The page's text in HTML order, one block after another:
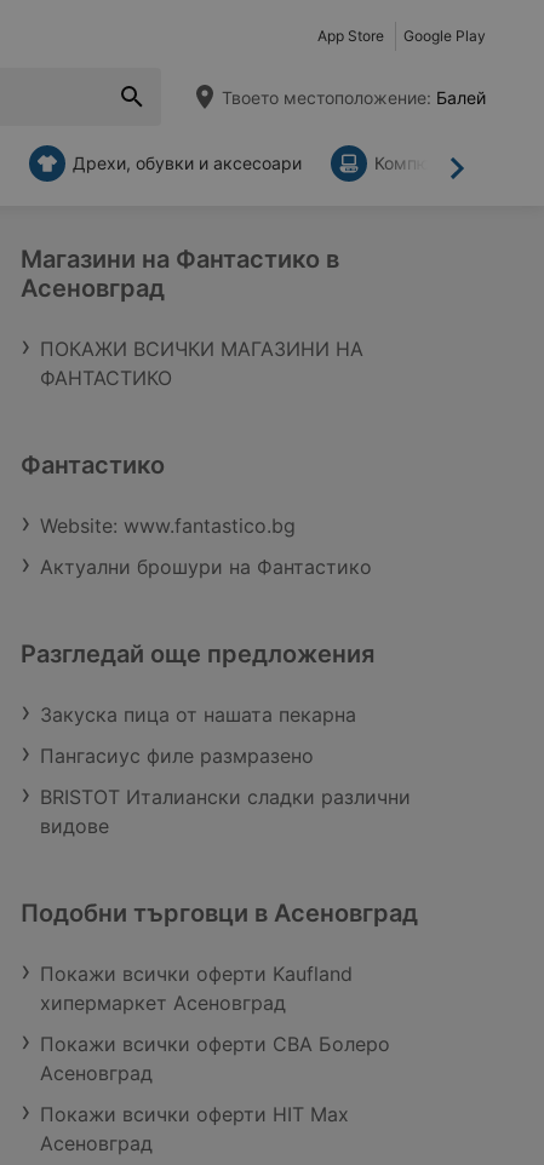
App Store Google Play
Твоето местоположение: Балей
Напред
Дрехи, обувки и аксесоари Компютри и
Магазини на Фантастико в
Асеновград
ПОКАЖИ ВСИЧКИ МАГАЗИНИ НА
ФАНТАСТИКО
Фантастико
Website: www.fantastico.bg
Актуални брошури на Фантастико
Разгледай още предложения
Закуска пица от нашата пекарна
Пангасиус филе размразено
BRISTOT Италиански сладки различни
видове
Подобни търговци в Асеновград
Покажи всички оферти Kaufland
хипермаркет Асеновград
Покажи всички оферти CBA Болеро
Асеновград
Покажи всички оферти HIT Max
Асеновград